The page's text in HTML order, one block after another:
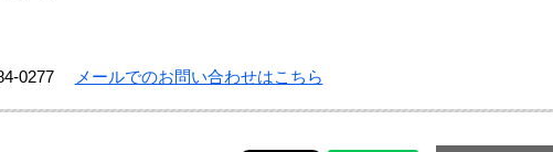
0277 メールでのお問い合わせはこちら